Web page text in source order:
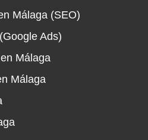
Málaga (SEO)
Ads)
Málaga
Málaga